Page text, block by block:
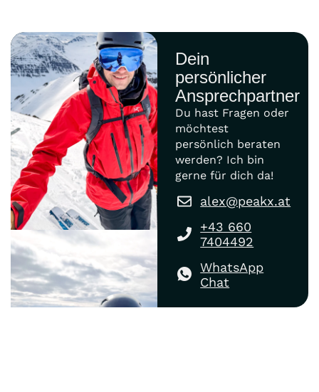
Dein
persönlicher
Ansprechpartner
Du hast Fragen oder
möchtest
persönlich beraten
werden? Ich bin
gerne für dich da!
alex@peakx.at
+43 660
7404492
WhatsApp
Chat